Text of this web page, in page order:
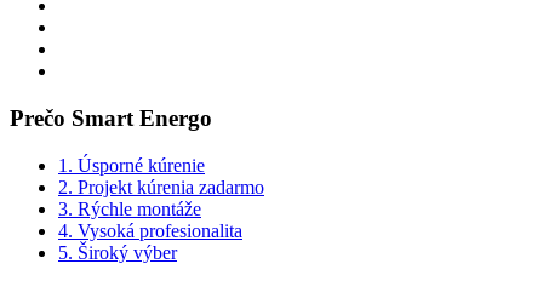
Prečo Smart Energo
1. Úsporné kúrenie
2. Projekt kúrenia zadarmo
3. Rýchle montáže
4. Vysoká profesionalita
5. Široký výber